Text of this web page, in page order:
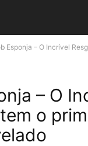
Esponja – O Incrível
– O
o